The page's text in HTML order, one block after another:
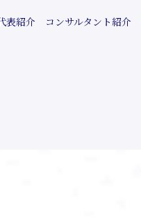
表紹介 コンサルタント紹介